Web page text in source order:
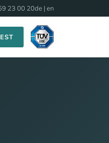
23 00 20de | en